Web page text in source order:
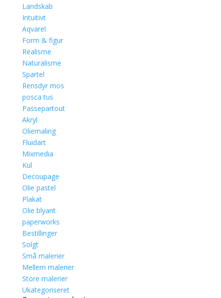
Landskab
Intuitivt
Aqvarel
Form & figur
Realisme
Naturalisme
Spartel
Rensdyr mos
posca tus
Passepartout
Akryl
Oliemaling
Fluidart
Mixmedia
Kul
Decoupage
Olie pastel
Plakat
Olie blyant
paperworks
Bestillinger
Solgt
Små malerier
Mellem malerier
Store malerier
Ukategoriseret